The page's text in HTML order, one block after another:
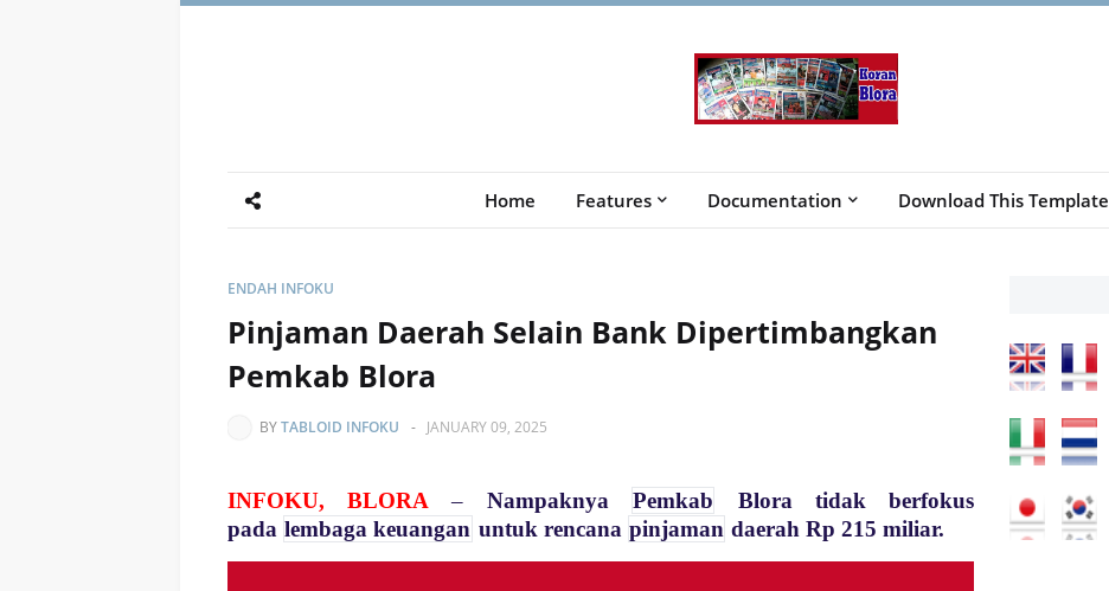
Home Features Documentation Download This Template
ENDAH INFOKU
Pinjaman Daerah Selain Bank Dipertimbangkan
Pemkab Blora
BYTABLOID INFOKU - JANUARY 09, 2025
INFOKU, BLORA – Nampaknya Pemkab
Blora tidak berfokus
pada lembaga keuangan untuk rencana pinjaman daerah Rp 215 miliar.